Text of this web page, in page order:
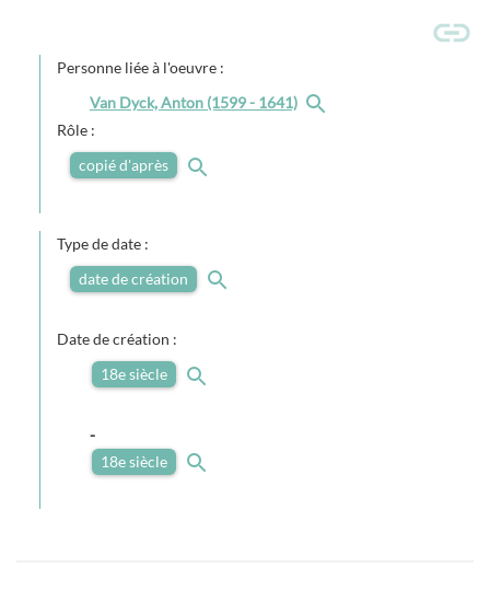
Personne liée à l'oeuvre :
Van Dyck, Anton (1599 - 1641)
Rôle :
copié d'après
Type de date :
date de création
Date de création :
18e siècle
-
18e siècle